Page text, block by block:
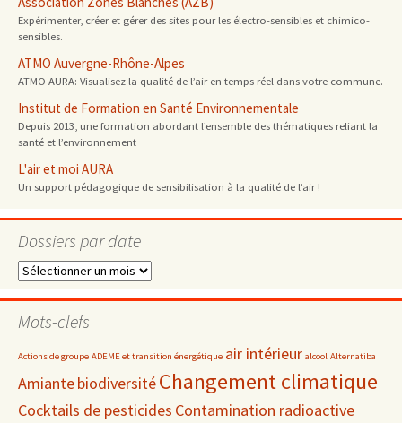
Expérimenter, créer et gérer des sites pour les électro-sensibles et chimico-
sensibles.
ATMO Auvergne-Rhône-Alpes
ATMO AURA: Visualisez la qualité de l’air en temps réel dans votre commune.
Institut de Formation en Santé Environnementale
Depuis 2013, une formation abordant l’ensemble des thématiques reliant la
santé et l’environnement
L'air et moi AURA
Un support pédagogique de sensibilisation à la qualité de l’air !
Dossiers par date
Dossiers
date
Mots-clefs
Actions de groupe ADEME et transition énergétique air intérieur alcool Alternatiba
AmiantebiodiversitéChangement climatique
Cocktails de pesticides Contamination radioactive